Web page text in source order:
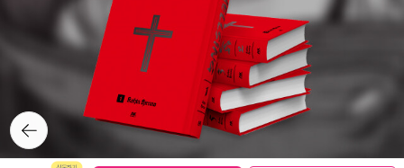
뒤로가
기